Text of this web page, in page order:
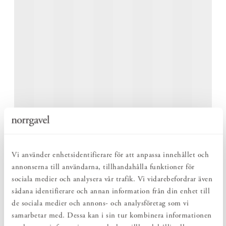
Vi använder enhetsidentifierare för att anpassa innehållet och
annonserna till användarna, tillhandahålla funktioner för
sociala medier och analysera vår trafik. Vi vidarebefordrar även
sådana identifierare och annan information från din enhet till
de sociala medier och annons- och analysföretag som vi
samarbetar med. Dessa kan i sin tur kombinera informationen
PLATS FÖR FLER NÄR BEHOVET UPPSTÅR
Runt matbord kan förlängas med upp till sex iläggsskivor och
anpassas efter olika situationer. Till vardags fungerar det som